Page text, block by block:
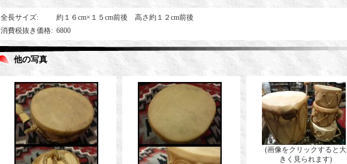
全長サイズ:
約１６cm×１５cm前後 高さ約１２cm前後
消費税抜き価格: 6800
他の写真
(画像をクリックすると大
きく見られます)